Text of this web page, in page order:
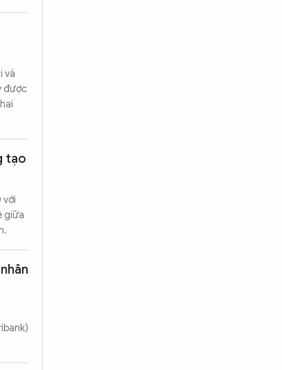
và
được
tạo
với
giữa